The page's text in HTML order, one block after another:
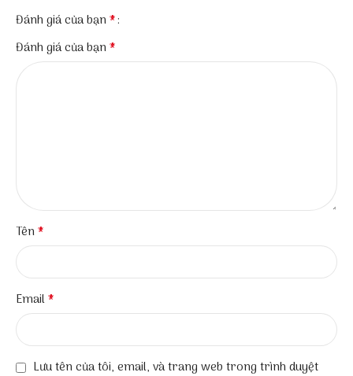
Đánh giá của bạn*
Đánh giá của bạn*
Tên*
Email*
Lưu tên của tôi, email, và trang web trong trình duyệt